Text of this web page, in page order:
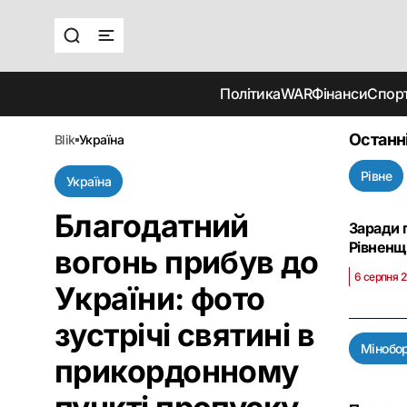
ПолітикаWARФінанси
blik україна
Україна
Благодатний
вогонь прибув до
України: фото
зустрічі святині в
прикордонному
Рівне
Заради
6 серпня